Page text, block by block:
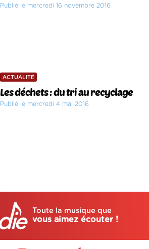
Publié le mercredi 16 novembre 2016
ACTUALITÉ
Les déchets : du tri au recyclage
Publié le mercredi 4 mai 2016
Toute la musique que
vous aimez écouter !